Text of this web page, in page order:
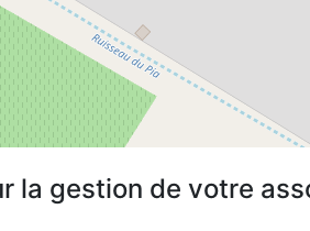
la gestion de votre